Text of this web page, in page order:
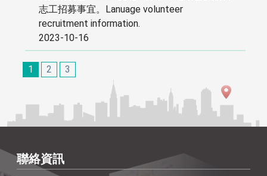
志工招募事宜。Lanuage volunteer
recruitment information.
2023-10-16
1 2 3
聯絡資訊